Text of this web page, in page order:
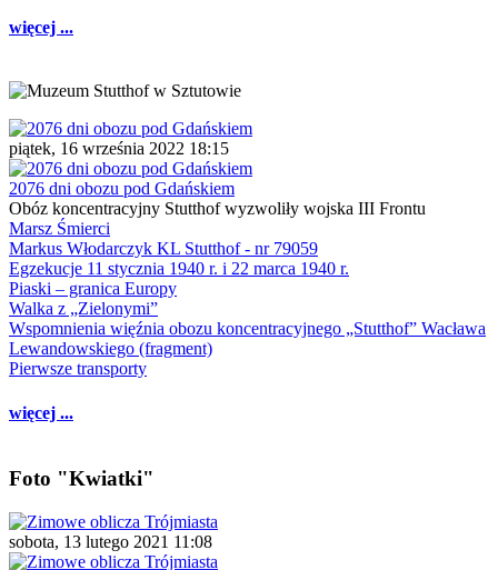
więcej ...
piątek, 16 września 2022 18:15
2076 dni obozu pod Gdańskiem
Obóz koncentracyjny Stutthof wyzwoliły wojska III Frontu
Marsz Śmierci
Markus Włodarczyk KL Stutthof - nr 79059
Egzekucje 11 stycznia 1940 r. i 22 marca 1940 r.
Piaski – granica Europy
Walka z „Zielonymi”
Wspomnienia więźnia obozu koncentracyjnego „Stutthof” Wacława
Lewandowskiego (fragment)
Pierwsze transporty
więcej ...
Foto "Kwiatki"
sobota, 13 lutego 2021 11:08